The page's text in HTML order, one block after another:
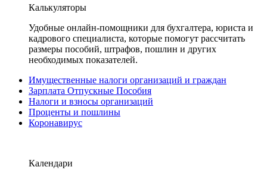
Калькуляторы
Удобные онлайн-помощники для бухгалтера, юриста и
кадрового специалиста, которые помогут рассчитать
размеры пособий, штрафов, пошлин и других
необходимых показателей.
Имущественные налоги организаций и граждан
Зарплата Отпускные Пособия
Налоги и взносы организаций
Проценты и пошлины
Коронавирус
Календари